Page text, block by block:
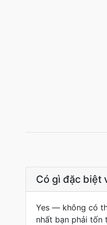
Có gì đặc biệt
Yes — không có
nhất bạn phải tốn